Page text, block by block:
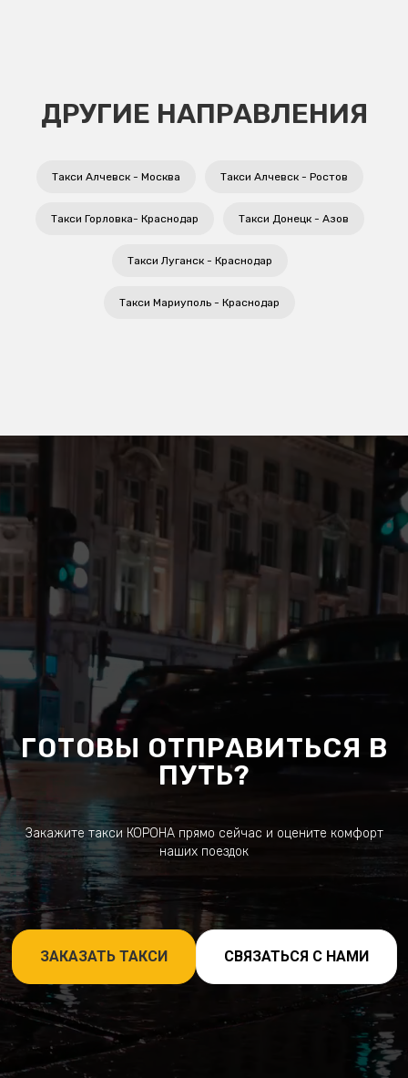
ДРУГИЕ НАПРАВЛЕНИЯ
Такси Алчевск - Москва Такси Алчевск - Ростов
Такси Горловка- Краснодар Такси Донецк - Азов
Такси Луганск - Краснодар
Такси Мариуполь - Краснодар
ГОТОВЫ ОТПРАВИТЬСЯ В
ПУТЬ?
Закажите такси КОРОНА прямо сейчас и оцените комфорт
наших поездок
ЗАКАЗАТЬ ТАКСИ СВЯЗАТЬСЯ С НАМИ